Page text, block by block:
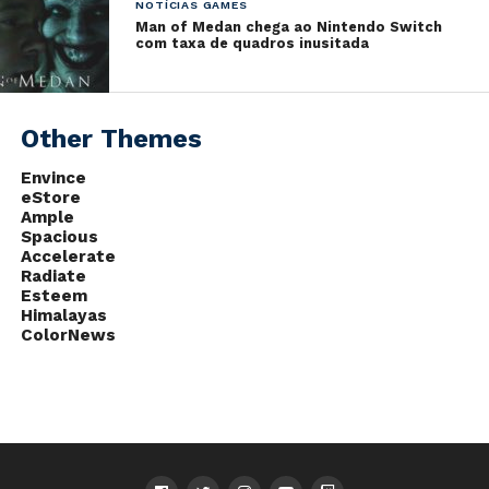
nenhuma informação a ser divulgada durante o
evento em Los Angeles.
Beyond Good and Evil 2não possui data de
lançamento.
A E3 2019 está com cobertura especial da Torre de
Controle, com notícias em tempo real, debates
especiais e transmissão de todas as conferências
ao vivo.
NOTÍCIAS GAMES
Man of Medan chega ao Nintendo Switch
com taxa de quadros inusitada
Other Themes
Envince
eStore
Ample
Spacious
Accelerate
Radiate
Esteem
Himalayas
ColorNews